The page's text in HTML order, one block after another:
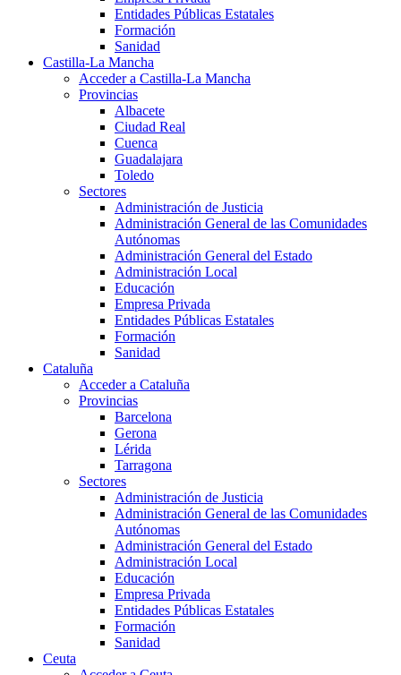
Entidades Públicas Estatales
Formación
Sanidad
Castilla-La Mancha
Acceder a Castilla-La Mancha
Provincias
Albacete
Ciudad Real
Cuenca
Guadalajara
Toledo
Sectores
Administración de Justicia
Administración General de las Comunidades
Autónomas
Administración General del Estado
Administración Local
Educación
Empresa Privada
Entidades Públicas Estatales
Formación
Sanidad
Cataluña
Acceder a Cataluña
Provincias
Barcelona
Gerona
Lérida
Tarragona
Sectores
Administración de Justicia
Administración General de las Comunidades
Autónomas
Administración General del Estado
Administración Local
Educación
Empresa Privada
Entidades Públicas Estatales
Formación
Sanidad
Ceuta